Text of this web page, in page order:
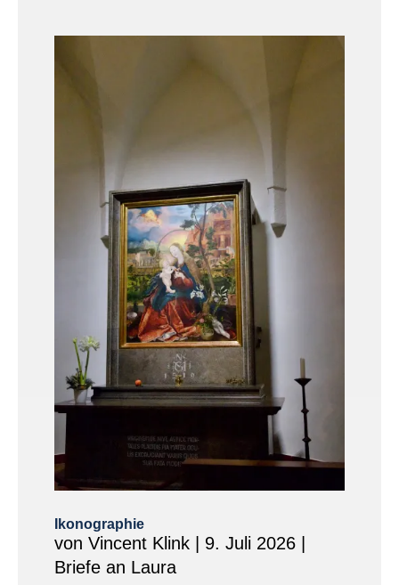
Ikonographie
von Vincent Klink| 9. Juli 2026|
Briefe an Laura